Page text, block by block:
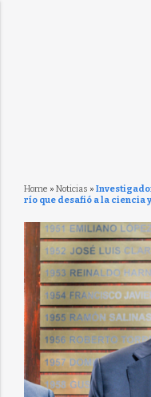
Home » Noticias »
río que desafió a la ciencia